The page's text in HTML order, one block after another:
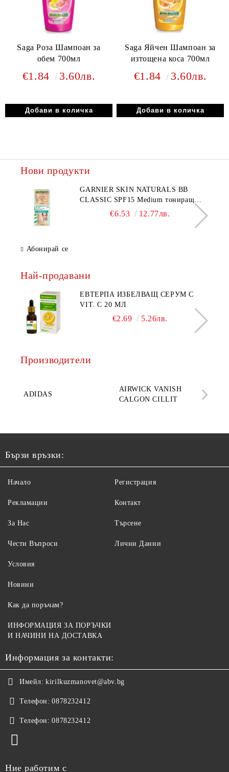
Saga Роза Шампоан за
обем 700мл
€1.84 3.60лв.
Saga Яйчен Шампоан за
изтощена коса 700мл
€1.84 3.60лв.
Нови продукти
GARNIER SKIN NATURALS BB
CLASSIC SPF15 Medium тониращ
дневен крем за лице среден нюанс за
€6.53 12.77лв.
Абонирай се
Най-продавани
ЕВТЕРПА ИЗБЕЛВАЩ СЕРУМ С
VIT. C 20 МЛ
€2.69 5.26лв.
Производители
ADIDAS
AIRWICK VANISH
CALGON CILLIT
Бързи връзки:
Начало
Рекламации
За Нас
Чести Въпроси
Регистрация
Контакт
Търсене
Лични Данни
Условия
Новини
Как да поръчам?
ИНФОРМАЦИЯ ЗА ПОРЪЧКИ
И НАЧИНИ НА ДОСТАВКА
Информация за контакти:
Имейл: kirilkuzmanovet@abv.bg
Телефон: 0878232412
Телефон: 0878232412
Ние работим с